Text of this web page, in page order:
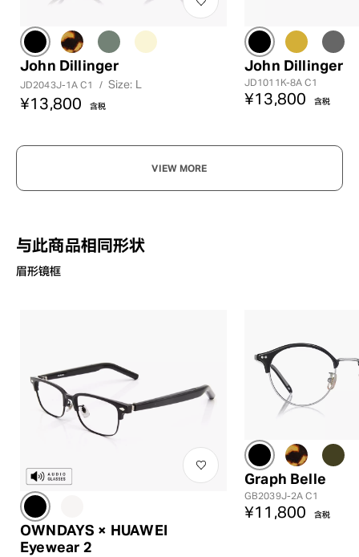
John Dillinger
JD2043J-1A C1 / Size: L
¥13,800 含税
John Dillinger
JD1011K-8A C1
¥13,800 含税
VIEW MORE
与此商品相同形状
眉形镜框
OWNDAYS × HUAWEI
Eyewear 2
Graph Belle
GB2039J-2A C1
¥11,800 含税